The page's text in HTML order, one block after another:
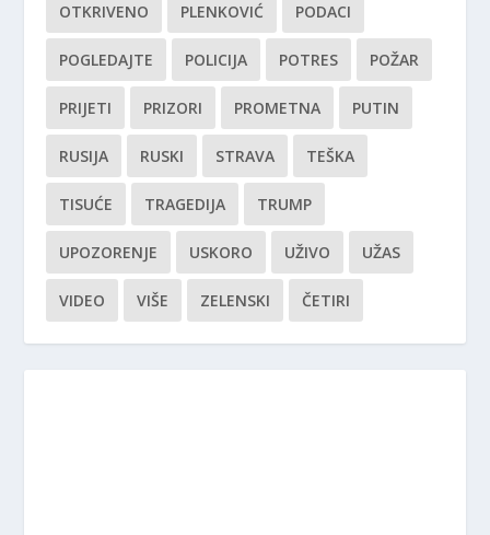
OTKRIVENO PLENKOVIĆ PODACI
POGLEDAJTE POLICIJA POTRES POŽAR
PRIJETI PRIZORI PROMETNA PUTIN
RUSIJA RUSKI STRAVA TEŠKA
TISUĆE TRAGEDIJA TRUMP
UPOZORENJE USKORO UŽIVO UŽAS
VIDEO VIŠE ZELENSKI ČETIRI